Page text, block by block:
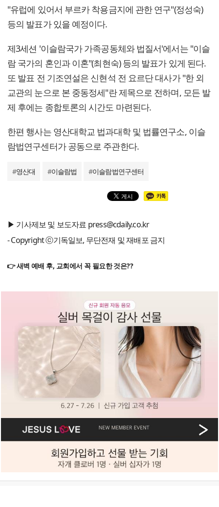
"유럽에 있어서 부르카 착용금지에 관한 연구"(정성숙)
등의 발표가 있을 예정이다.
제3세션 '이슬람국가 가족공동체와 법질서'에서는 "이슬
람 국가의 혼인과 이혼"(최현숙) 등의 발표가 있게 된다.
또 발표 전 기조연설은 신현석 전 요르단 대사가 "한 외
교관의 눈으로 본 중동정세"란 제목으로 전하며, 모든 발
제 후에는 종합토론의 시간도 마련된다.
한편 행사는 영산대학교 법과대학 및 법률연구소, 이슬
람법연구센터가 공동으로 주관한다.
#영산대 #이슬람법 #이슬람법연구센터
▶ 기사제보 및 보도자료 press@cdaily.co.kr
- Copyright ⓒ기독일보, 무단전재 및 재배포 금지
👉 새벽 예배 후, 교회에서 꼭 필요한 것은??